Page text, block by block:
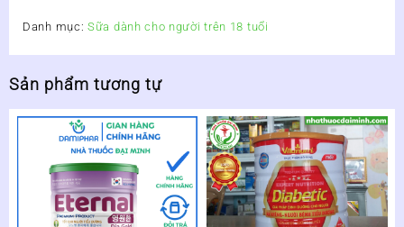
Danh mục: Sữa dành cho người trên 18 tuổi
Sản phẩm tương tự